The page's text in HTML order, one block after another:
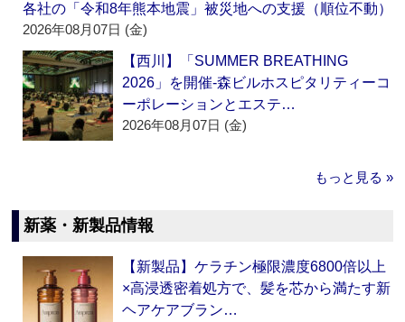
各社の「令和8年熊本地震」被災地への支援（順位不動）
2026年08月07日 (金)
【西川】「SUMMER BREATHING
2026」を開催‐森ビルホスピタリティーコ
ーポレーションとエステ…
2026年08月07日 (金)
もっと見る »
新薬・新製品情報
【新製品】ケラチン極限濃度6800倍以上
×高浸透密着処方で、髪を芯から満たす新
ヘアケアブラン…